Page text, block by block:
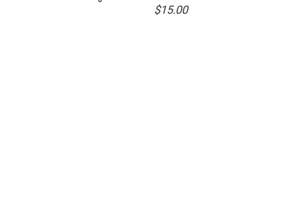
$15.00